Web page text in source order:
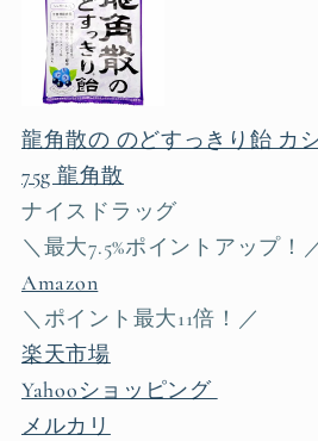
龍角散の のどすっきり飴 カ
75g 龍角散
ナイスドラッグ
＼最大7.5%ポイントアップ！
Amazon
＼ポイント最大11倍！／
楽天市場
Yahooショッピング
メルカリ